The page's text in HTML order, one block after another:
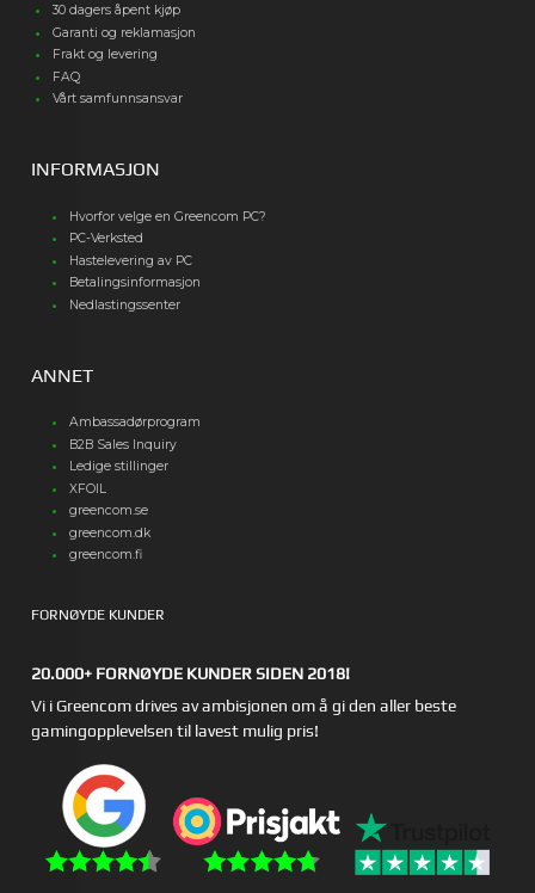
30 dagers åpent kjøp
Garanti og reklamasjon
Frakt og levering
FAQ
Vårt samfunnsansvar
INFORMASJON
Hvorfor velge en Greencom PC?
PC-Verksted
Hastelevering av PC
Betalingsinformasjon
Nedlastingssenter
ANNET
Ambassadørprogram
B2B Sales Inquiry
Ledige stillinger
XFOIL
greencom.se
greencom.dk
greencom.fi
FORNØYDE KUNDER
20.000+ FORNØYDE KUNDER SIDEN 2018!
Vi i Greencom drives av ambisjonen om å gi den aller beste
gamingopplevelsen til lavest mulig pris!